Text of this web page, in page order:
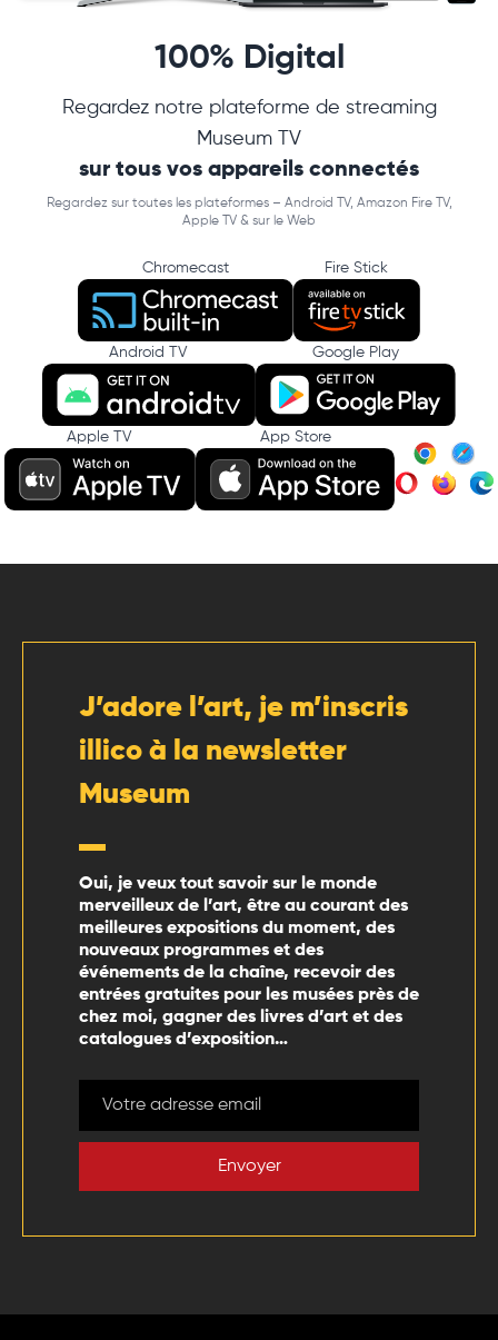
100% Digital
Regardez notre plateforme de streaming
Museum TV
sur tous vos appareils connectés
Regardez sur toutes les plateformes – Android TV, Amazon Fire TV,
Apple TV & sur le Web
Chromecast Fire Stick
Android TV Google Play
Apple TV App Store
J’adore l’art, je m’inscris
illico à la newsletter
Museum
Oui, je veux tout savoir sur le monde
merveilleux de l’art, être au courant des
meilleures expositions du moment, des
nouveaux programmes et des
événements de la chaîne, recevoir des
entrées gratuites pour les musées près de
chez moi, gagner des livres d’art et des
catalogues d’exposition…
Envoyer